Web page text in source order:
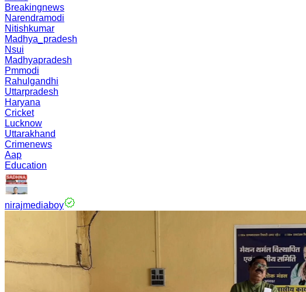
Breakingnews
Narendramodi
Nitishkumar
Madhya_pradesh
Nsui
Madhyapradesh
Pmmodi
Rahulgandhi
Uttarpradesh
Haryana
Cricket
Lucknow
Uttarakhand
Crimenews
Aap
Education
nirajmediaboy